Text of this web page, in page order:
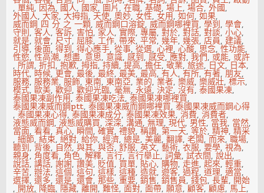
,單純, 因為, 國人, 國家, 圖片,在職,基礎,場上,場合,外國,
外國人,大家,大拇指,天使,奧妙,女性,女用,如何,如果,
威而鋼 四 分 之 一顆,威而鋼口溶錠,威而鋼哪裡買,學到,學會,
守則,客人,客訴,害怕, 家人,實際,專屬,對於,對話,對談,小心,
就是,就會, 尺寸,屈膝,工作,帶來,平常,幾年,幾張,店員, 建議,
引導,後面,得到,得心應手,從事,從選,心裡,心酸, 思念,性功能,
性慾,性高潮,想盡, 意思, 意識,感到,感受,應對,我們, 或能, 或許
,所謂,折扣,抱歉,拇指,持續,提高,擔任,敬業,旅途, 日文, 日本,
時代, 時候, 更會,最後,最終,最美,最高,有人,有所,有著,朋友,
服務,服務業,服飾,東南,東南亞, 業的, 業者,樂威,樂威壯,標示,
模式,歐美,歡迎,歡迎光臨,毫無,永遠,決定,沒有,泰國果凍,
泰國果凍副作用,泰國果凍吃法,泰國果凍哪裡買,
泰國果凍威而鋼ptt,泰國果凍威而鋼哪裡買,泰國果凍威而鋼心得
,泰國果凍心得,泰國果凍成分,泰國果凍效果,消費,消費者,
液態威而鋼,液態威購買,深深,溝通,無理,現代, 男性, 當我, 當然,
當面,看看,真心, 瞬間,確實,禮貌,稱讚, 第一天,等於,精神,精采
,細節,結束,絕對,給你,經濟,總是,美麗,翻譯,老闆,而來,職場,
聽到,背後, 自然,與其,與否,舒服,英文,藝術,衣服,要學,視為,
親身, 角度看, 角色,解釋,言行,言行舉止,詞彙,試衣間,說出,
說話,講話,謝謝,讚美, 貶值, 買單,貼心,購物,走進,起來,輕重,
辛苦,辦法,這個,這句,這樣,這種,造就,遊客,過程,道理,適當,
選擇,還多,還是,還會,那些,重要,銷售,銷售員,錢包,長輩, 開始
, 開放, 降臨, 隱藏,離開,難怪,面對,面帶,願意,顧客,顧慮, 馬上,